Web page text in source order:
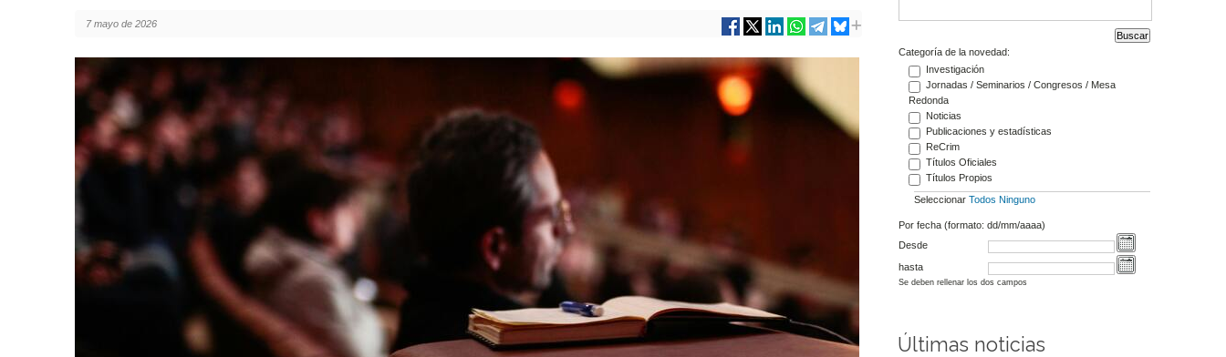
7 mayo de 2026
Categoría de la novedad:
Investigación
Jornadas / Seminarios / Congresos / Mesa
Redonda
Noticias
Publicaciones y estadísticas
ReCrim
Títulos Oficiales
Títulos Propios
Seleccionar Todos Ninguno
Por fecha (formato: dd/mm/aaaa)
Desde
hasta
Se deben rellenar los dos campos
Últimas noticias